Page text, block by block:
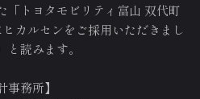
「トヨタモビリティ富山 双代町
カルセンをご採用いただきまし
読みます。
務所】